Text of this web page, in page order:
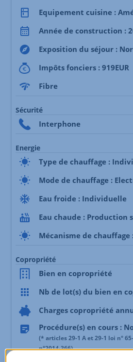
Equipement cuisine :
Année de construction :
Exposition du séjour :
Impôts fonciers : 919EUR
Fibre
Sécurité
Interphone
Energie
Type de chauffage :
Mode de chauffage :
Eau froide : Individuelle
Eau chaude : Production
Mécanisme de
Copropriété
Bien en copropriété
Nb de lot(s) du bien en
Charges copropriété
Procédure(s) en cours :
(* articles 29-1 A et 29-1 loi n°
n°2014-366)